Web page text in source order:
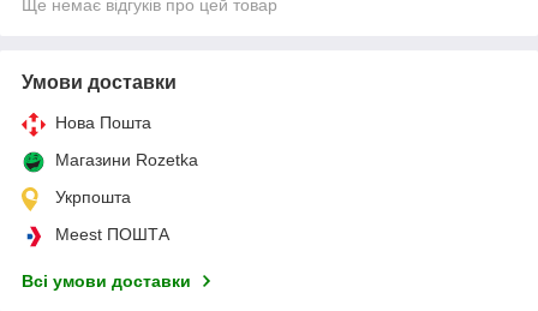
Ще немає відгуків про цей товар
Умови доставки
Нова Пошта
Магазини Rozetka
Укрпошта
Meest ПОШТА
Всі умови доставки